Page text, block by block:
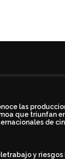
las
que triunfan
de
y riesgos